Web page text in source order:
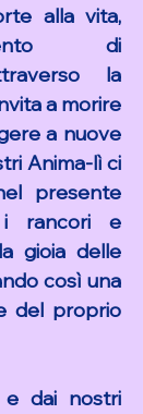
alla vita,
di
la
a morire
a nuove
Anima-lì ci
presente
i rancori e
gioia delle
così una
del proprio
e dai nostri